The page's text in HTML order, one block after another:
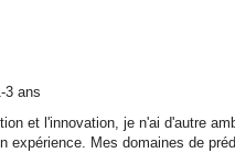
3 ans
et l'innovation, je n'ai d'autre
expérience. Mes domaines de